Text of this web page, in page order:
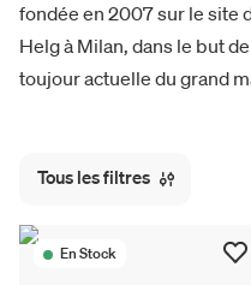
fondée en 2007 sur le site
Helg à Milan, dans le but
toujour actuelle du grand
Tous les filtres
En Stock